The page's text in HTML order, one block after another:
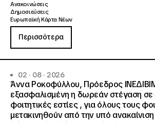
Ανακοινώσεις
Δημοσιεύσεις
Ευρωπαϊκή Κάρτα Νέων
Περισσότερα
02 · 08 · 2026
Άννα Ροκοφύλλου, Πρόεδρος
εξασφαλισμένη η δωρεάν στέγαση σε
φοιτητικές εστίες , για όλους τους
μετακινηθούν από την υπό ανακαίνιση